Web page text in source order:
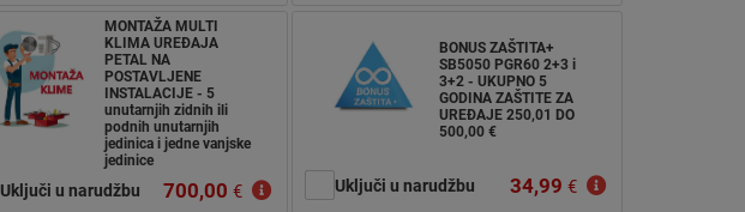
MONTAŽA MULTI
KLIMA UREĐAJA
PETAL NA
POSTAVLJENE
INSTALACIJE - 5
unutarnjih zidnih ili
podnih unutarnjih
jedinica i jedne vanjske
jedinice
Uključi u narudžbu 700,00 €
BONUS ZAŠTITA+
SB5050 PGR60 2+3 i
3+2 - UKUPNO 5
GODINA ZAŠTITE ZA
UREĐAJE 250,01 DO
500,00 €
Uključi u narudžbu 34,99 €